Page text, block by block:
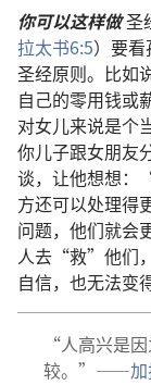
你可以这样做圣
拉太书6:5）要
圣经原则。比如
自己的零用钱或
对女儿来说是个
你儿子跟女朋友
谈，让他想想：
方还可以处理得
问题，他们就会
人去“救”他们
自信，也无法变
“人高兴是
较。”——